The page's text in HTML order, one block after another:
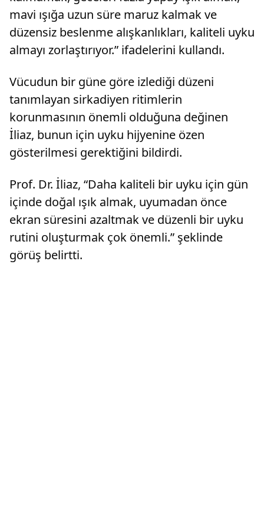
mavi ışığa uzun süre maruz kalmak ve
düzensiz beslenme alışkanlıkları, kaliteli uyku
almayı zorlaştırıyor.” ifadelerini kullandı.
Vücudun bir güne göre izlediği düzeni
tanımlayan sirkadiyen ritimlerin
korunmasının önemli olduğuna değinen
İliaz, bunun için uyku hijyenine özen
gösterilmesi gerektiğini bildirdi.
Prof. Dr. İliaz, “Daha kaliteli bir uyku için gün
içinde doğal ışık almak, uyumadan önce
ekran süresini azaltmak ve düzenli bir uyku
rutini oluşturmak çok önemli.” şeklinde
görüş belirtti.